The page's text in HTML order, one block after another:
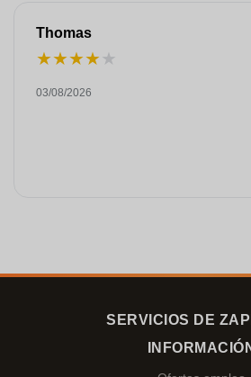
Thomas
★★★★★
03/08/2026
SERVICIOS DE